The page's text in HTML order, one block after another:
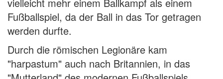
vielleicht mehr einem Ballkampf als einem
Fußballspiel, da der Ball in das Tor getragen
werden durfte.
Durch die römischen Legionäre kam
"harpastum" auch nach Britannien, in das